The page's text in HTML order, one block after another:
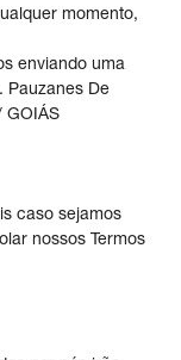
momento,
enviando uma
Pauzanes De
GOIÁS
caso sejamos
nossos Termos